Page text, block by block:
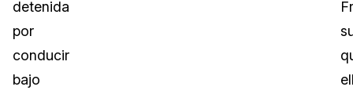
detenida
por
conducir
bajo